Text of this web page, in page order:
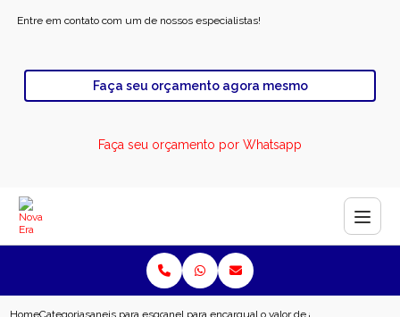
Entre em contato com um de nossos especialistas!
Faça seu orçamento agora mesmo
Faça seu orçamento por Whatsapp
HomeCategoriasaneis para esgotoanel para encanamento de esgoto
qual o valor de anel de concreto